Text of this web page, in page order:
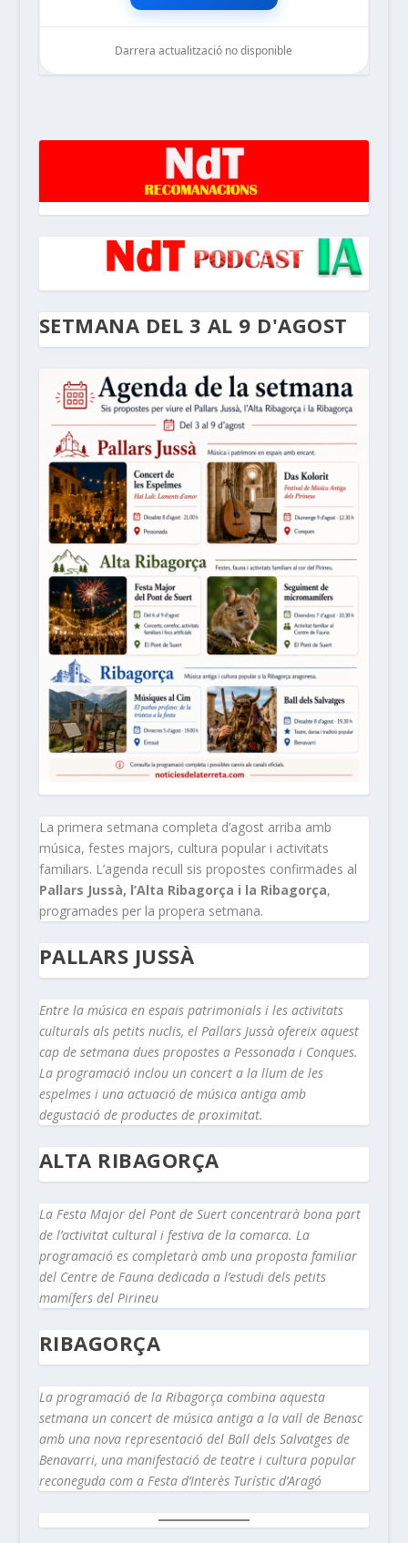
Darrera actualització no disponible
SETMANA DEL 3 AL 9 D'AGOST
La primera setmana completa d’agost arriba amb
música, festes majors, cultura popular i activitats
familiars. L’agenda recull sis propostes confirmades al
Pallars Jussà, l’Alta Ribagorça i la Ribagorça,
programades per la propera setmana.
PALLARS JUSSÀ
Entre la música en espais patrimonials i les activitats
culturals als petits nuclis, el Pallars Jussà ofereix aquest
cap de setmana dues propostes a Pessonada i Conques.
La programació inclou un concert a la llum de les
espelmes i una actuació de música antiga amb
degustació de productes de proximitat.
ALTA RIBAGORÇA
La Festa Major del Pont de Suert concentrarà bona part
de l’activitat cultural i festiva de la comarca. La
programació es completarà amb una proposta familiar
del Centre de Fauna dedicada a l’estudi dels petits
mamífers del Pirineu
RIBAGORÇA
La programació de la Ribagorça combina aquesta
setmana un concert de música antiga a la vall de Benasc
amb una nova representació del Ball dels Salvatges de
Benavarri, una manifestació de teatre i cultura popular
reconeguda com a Festa d’Interès Turístic d’Aragó